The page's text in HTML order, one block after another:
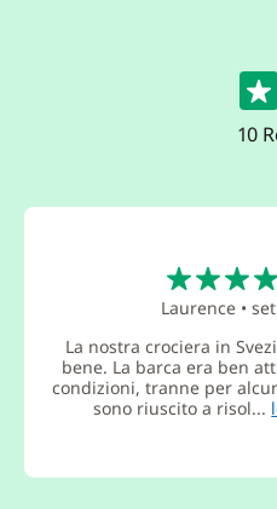
4.5
10
Laurence•
La nostra crociera in
bene. La barca era ben
condizioni, tranne per
sono riuscito a risol...